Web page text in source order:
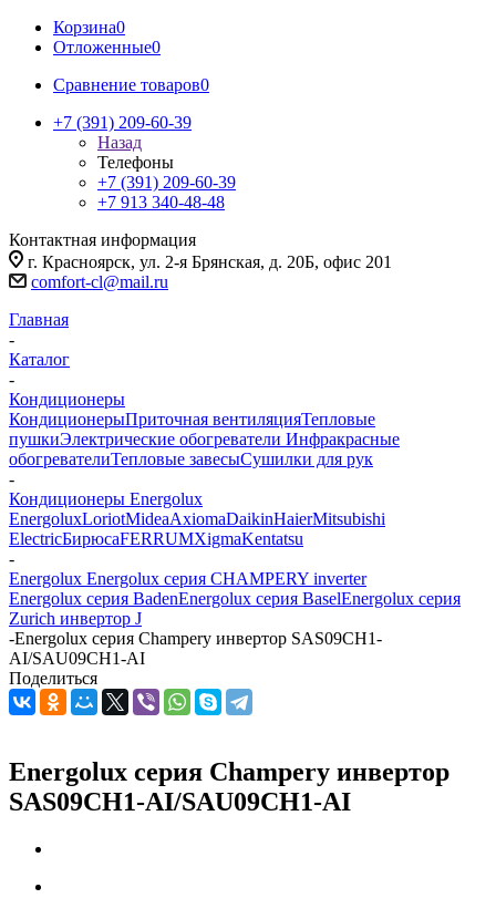
Корзина0
Отложенные0
Сравнение товаров0
+7 (391) 209-60-39
Назад
Телефоны
+7 (391) 209-60-39
+7 913 340-48-48
Контактная информация
г. Красноярск, ул. 2-я Брянская, д. 20Б, офис 201
comfort-cl@mail.ru
Главная
-
Каталог
-
Кондиционеры
КондиционерыПриточная вентиляцияТепловые
пушкиЭлектрические обогреватели Инфракрасные
обогревателиТепловые завесыСушилки для рук
-
Кондиционеры Energolux
EnergoluxLoriotMideaAxiomaDaikinHaierMitsubishi
ElectricБирюсаFERRUMXigmaKentatsu
-
Energolux Energolux серия CHAMPERY inverter
Energolux серия BadenEnergolux серия BaselEnergolux серия
Zurich инвертор J
-Energolux серия Champery инвертор SAS09CH1-
AI/SAU09CH1-AI
Поделиться
Energolux серия Champery инвертор
SAS09CH1-AI/SAU09CH1-AI